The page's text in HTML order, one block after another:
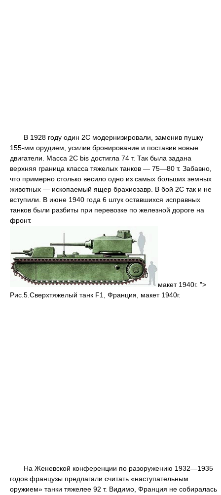
В 1928 году один 2С модернизировали, заменив пушку
155-мм орудием, усилив бронирование и поставив новые
двигатели. Масса 2C bis достигла 74 т. Так была задана
верхняя граница класса тяжелых танков — 75—80 т. Забавно,
что примерно столько весило одно из самых больших земных
животных — ископаемый ящер брахиозавр. В бой 2С так и не
вступили. В июне 1940 года 6 штук оставшихся исправных
танков были разбиты при перевозке по железной дороге на
фронт.
макет 1940г. ">
Рис.5.Сверхтяжелый танк F1, Франция, макет 1940г.
На Женевской конференции по разоружению 1932—1935
годов французы предлагали считать «наступательным
оружием» танки тяжелее 92 т. Видимо, Франция не собиралась